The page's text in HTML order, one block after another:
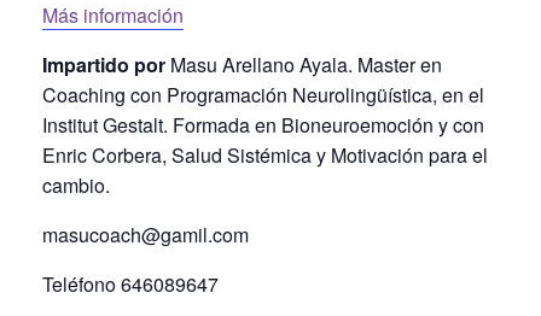
Más información
Impartido por Masu Arellano Ayala. Master en
Coaching con Programación Neurolingüística, en el
Institut Gestalt. Formada en Bioneuroemoción y con
Enric Corbera, Salud Sistémica y Motivación para el
cambio.
masucoach@gamil.com
Teléfono 646089647